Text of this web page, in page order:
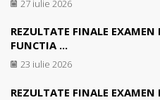
27 iulie 2026
REZULTATE FINALE EXAMEN
FUNCTIA ...
23 iulie 2026
REZULTATE FINALE